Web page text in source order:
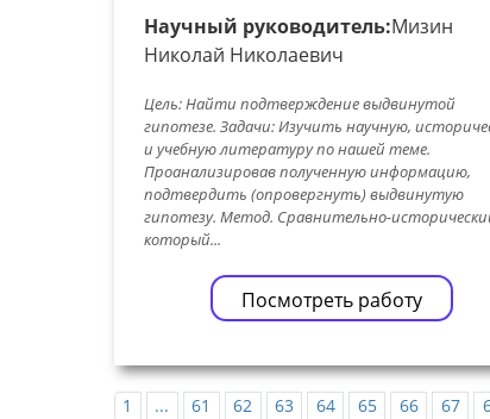
Научный руководитель:Мизин
Николай Николаевич
Цель: Найти подтверждение выдвинутой
гипотезе. Задачи: Изучить научную,
и учебную литературу по нашей теме.
Проанализировав полученную информацию,
подтвердить (опровергнуть) выдвинутую
гипотезу. Метод. Сравнительно-
который...
Посмотреть работу
1 ... 61 62 63 64 65 66 67